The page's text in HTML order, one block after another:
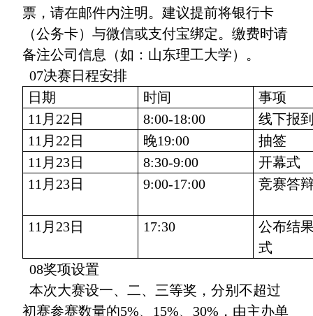
票，请在邮件内注明。建议提前将银行卡
（公务卡）与微信或支付宝绑定。缴费时请
备注公司信息（如：山东理工大学）。
07决赛日程安排
日期
时间
事项
11月22日
8:00-18:00
线下报
11月22日
晚19:00
抽签
11月23日
8:30-9:00
开幕式
11月23日
9:00-17:00 竞赛答
11月23日 17:30
公布结
式
08奖项设置
本次大赛设一、二、三等奖，分别不超过
初赛参赛数量的5%、15%、30%，由主办单